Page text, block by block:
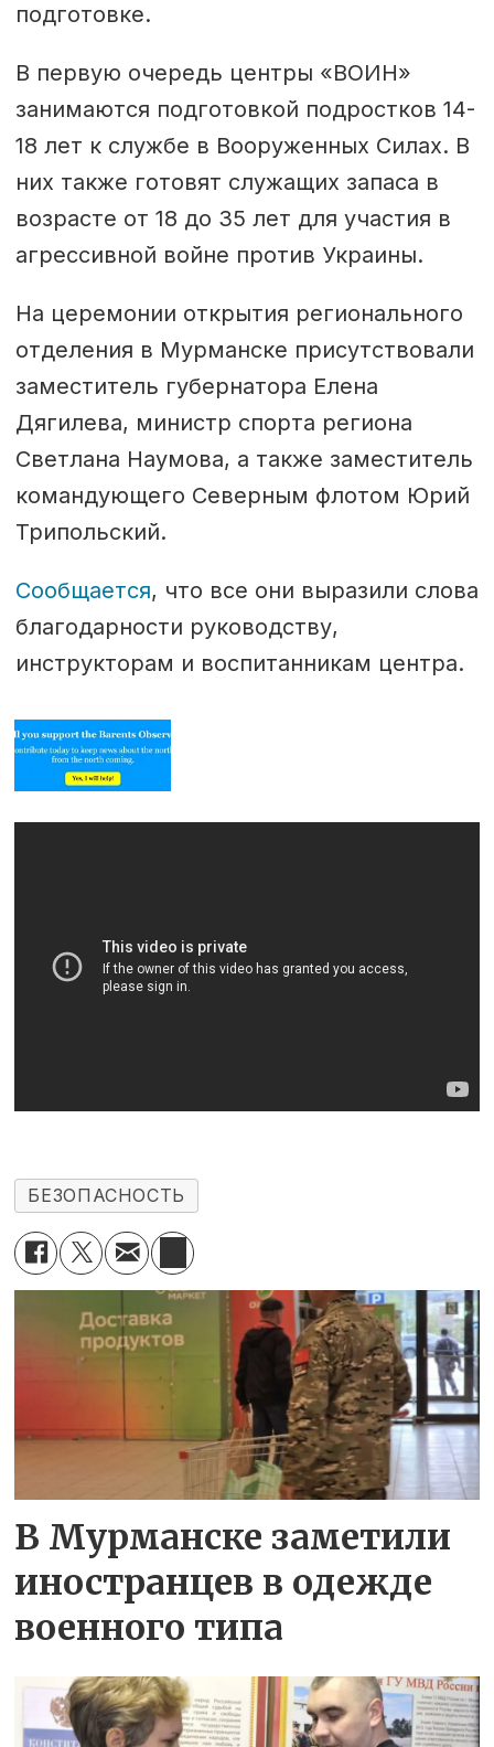
подготовке.
В первую очередь центры «ВОИН»
занимаются подготовкой подростков 14-
18 лет к службе в Вооруженных Силах. В
них также готовят служащих запаса в
возрасте от 18 до 35 лет для участия в
агрессивной войне против Украины.
На церемонии открытия регионального
отделения в Мурманске присутствовали
заместитель губернатора Елена
Дягилева, министр спорта региона
Светлана Наумова, а также заместитель
командующего Северным флотом Юрий
Трипольский.
Сообщается, что все они выразили слова
благодарности руководству,
инструкторам и воспитанникам центра.
БЕЗОПАСНОСТЬ
В Мурманске заметили
иностранцев в одежде
военного типа